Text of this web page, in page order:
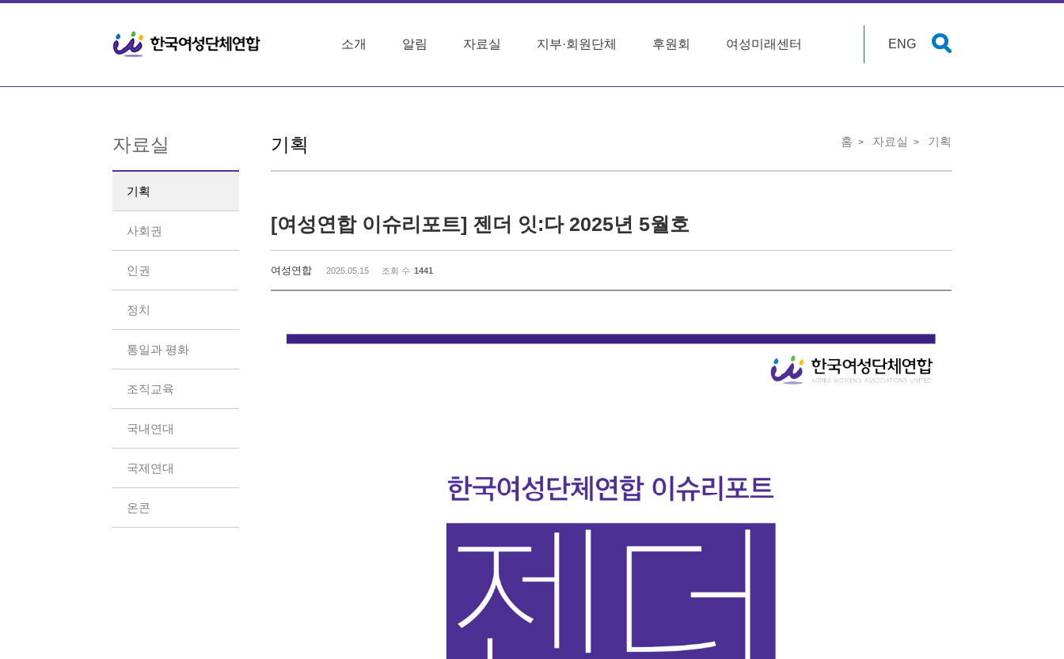
소개 알림 자료실 지부·회원단체 후원회 여성미래센터 ENG
자료실
기획
사회권
인권
정치
통일과 평화
조직교육
국내연대
국제연대
온콘
기획 홈 자료실 기획
[여성연합 이슈리포트] 젠더 잇:다 2025년 5월호
여성연합 2025.05.15 조회 수 1441